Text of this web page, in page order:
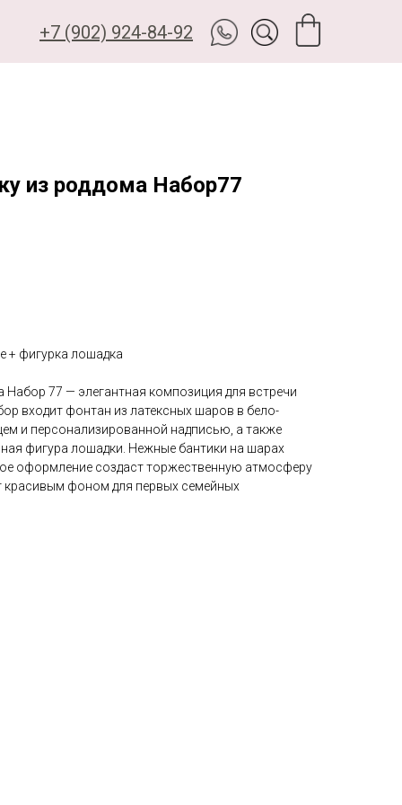
+7 (902) 924-84-92
из роддома Набор77
+ фигурка лошадка
77 — элегантная композиция для встречи
входит фонтан из латексных шаров в бело-
и персонализированной надписью, а также
фигура лошадки. Нежные бантики на шарах
оформление создаст торжественную атмосферу
красивым фоном для первых семейных